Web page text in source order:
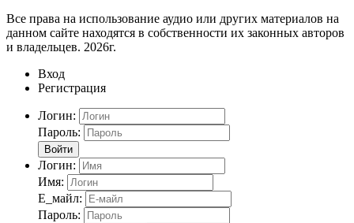
Все права на использование аудио или других материалов на
данном сайте находятся в собственности их законных авторов
и владельцев. 2026г.
Вход
Регистрация
Логин:
Пароль:
Войти
Логин:
Имя:
Е_майл:
Пароль: